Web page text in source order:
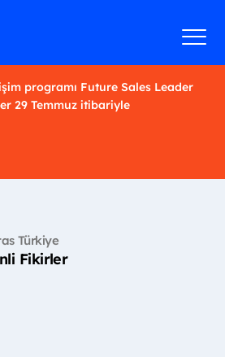
programı Future Sales Leader
29 Temmuz itibariyle
Türkiye
Fikirler